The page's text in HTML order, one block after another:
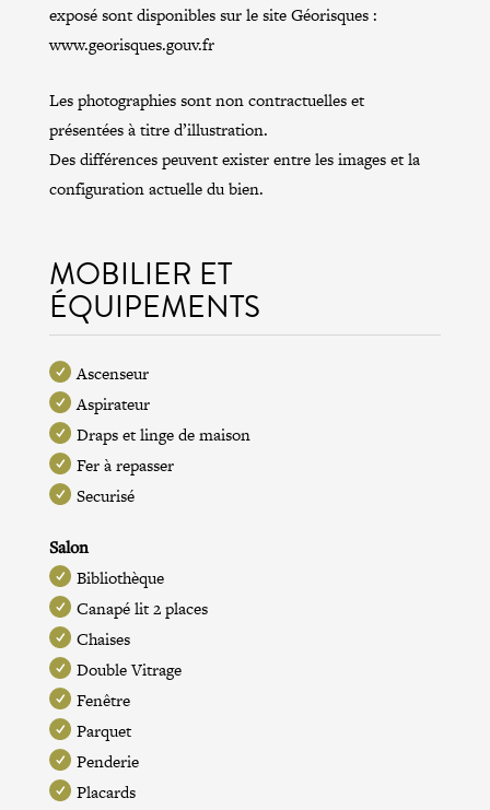
exposé sont disponibles sur le site Géorisques :
www.georisques.gouv.fr
Les photographies sont non contractuelles et
présentées à titre d’illustration.
Des différences peuvent exister entre les images et la
configuration actuelle du bien.
MOBILIER ET
ÉQUIPEMENTS
Ascenseur
Aspirateur
Draps et linge de maison
Fer à repasser
Securisé
Salon
Bibliothèque
Canapé lit 2 places
Chaises
Double Vitrage
Fenêtre
Parquet
Penderie
Placards